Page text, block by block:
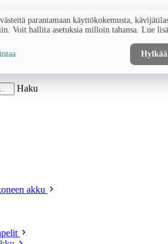
Haku
akku
parantamaan käyttökokemusta,
Voit hallita asetuksia milloin tahansa. Lue
Hylkää